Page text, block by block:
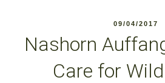
09/04/2017
Nashorn
Care for